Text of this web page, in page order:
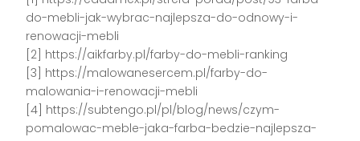
do-mebli-jak-wybrac-najlepsza-do-odnowy-i-
renowacji-mebli
[2] https://aikfarby.pl/farby-do-mebli-ranking
[3] https://malowanesercem.pl/farby-do-
malowania-i-renowacji-mebli
[4] https://subtengo.pl/pl/blog/news/czym-
pomalowac-meble-jaka-farba-bedzie-najlepsza-